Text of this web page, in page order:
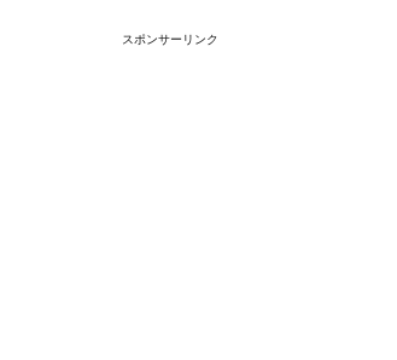
スポンサーリンク